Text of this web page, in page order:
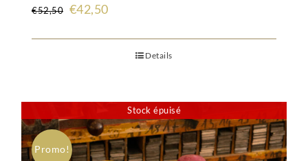
€52,50 Original
€42,50Current
€42,50. Details
Stock épuisé
Promo!